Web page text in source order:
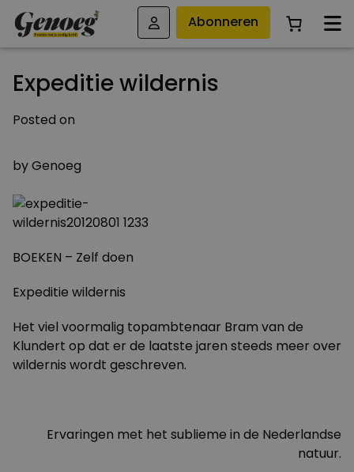
Abonneren
Expeditie wildernis
Posted on
byGenoeg
BOEKEN – Zelf doen
Expeditie wildernis
Het viel voormalig topambtenaar Bram van de
Klundert op dat er de laatste jaren steeds meer over
wildernis wordt geschreven.
Ervaringen met het sublieme in de Nederlandse
natuur.